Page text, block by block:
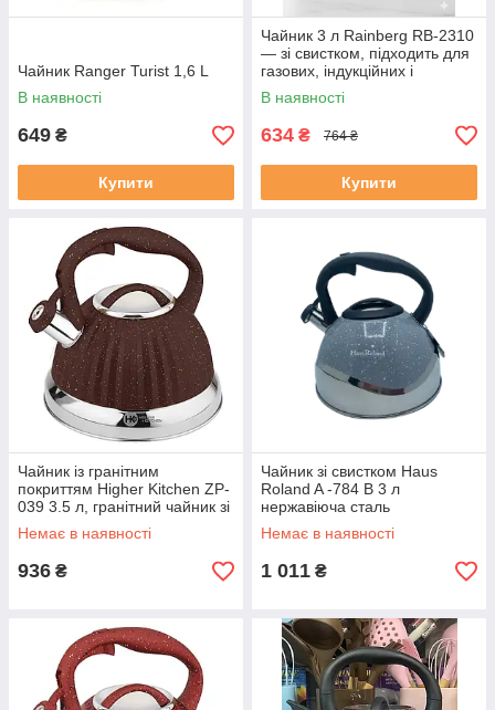
Чайник Ranger Turist 1,6 L
В наявності
649 ₴
Купити
Чайник 3 л Rainberg RB-2310
— зі свистком, підходить для
газових, індукційних і
електричних плит
В наявності
634 ₴ 764 ₴
Купити
Чайник із гранітним
покриттям Higher Kitchen ZP-
039 3.5 л, гранітний чайник зі
свистком для кухні Колір кави
Немає в наявності
936 ₴
Чайник зі свистком Haus
Roland A -784 B 3 л
нержавіюча сталь
Немає в наявності
1 011 ₴